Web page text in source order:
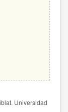
Universidad